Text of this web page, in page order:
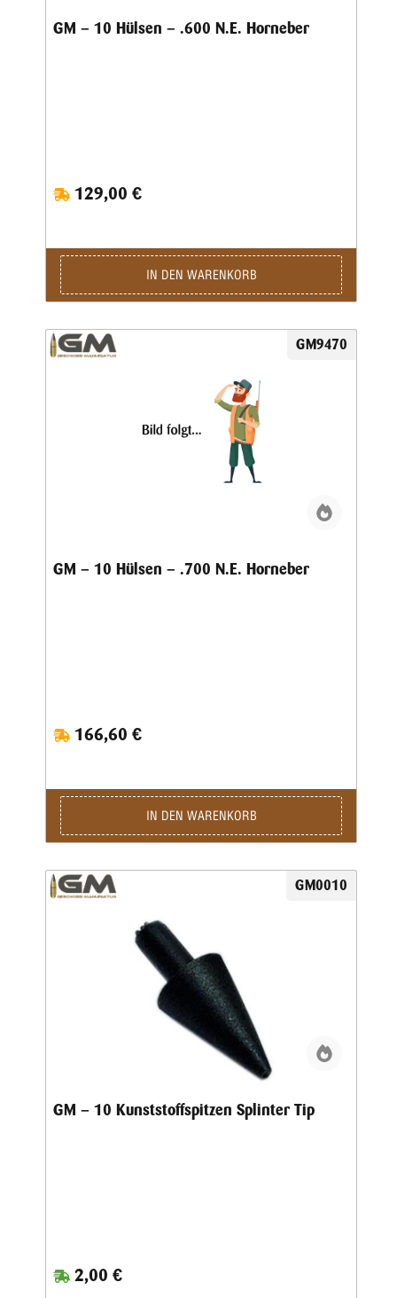
GM – 10 Hülsen – .600 N.E. Horneber
129,00 €
IN DEN WARENKORB
GM9470
GM – 10 Hülsen – .700 N.E. Horneber
166,60 €
IN DEN WARENKORB
GM0010
GM – 10 Kunststoffspitzen Splinter Tip
2,00 €